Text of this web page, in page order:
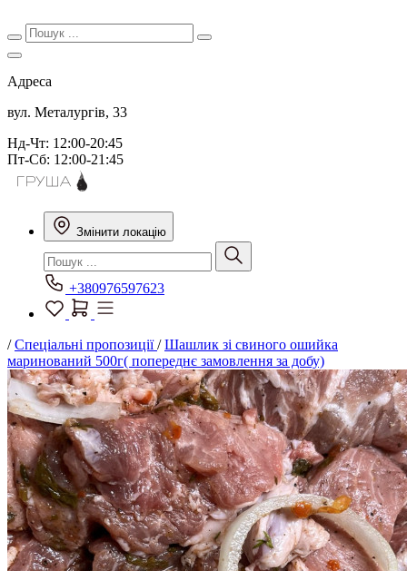
Адреса
вул. Металургів, 33
Нд-Чт: 12:00-20:45
Пт-Сб: 12:00-21:45
Змінити локацію
+380976597623
/Спеціальні пропозиції/Шашлик зі свиного ошийка
маринований 500г( попереднє замовлення за добу)